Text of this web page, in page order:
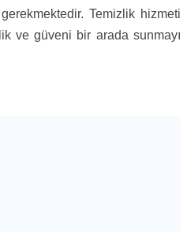
Temizlik hizmeti
ve güveni bir arada sunmayı